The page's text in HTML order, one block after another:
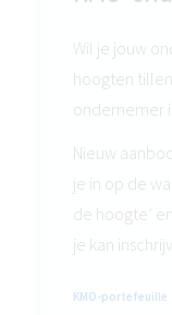
Wil je jouw
hoogten
ondernemer
Nieuw
je in op de
de hoogte’
je kan
KMO-portefeuille